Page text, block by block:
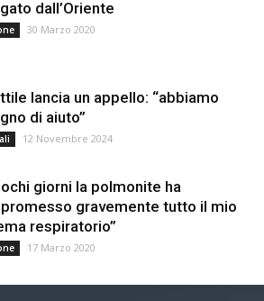
dall’Oriente
30 Marzo 2020
lancia un appello: “abbiamo
di aiuto”
12 Novembre 2024
giorni la polmonite ha
gravemente tutto il mio
respiratorio”
17 Marzo 2020